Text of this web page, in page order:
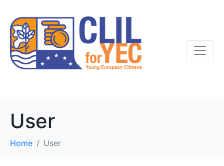
User
Home User